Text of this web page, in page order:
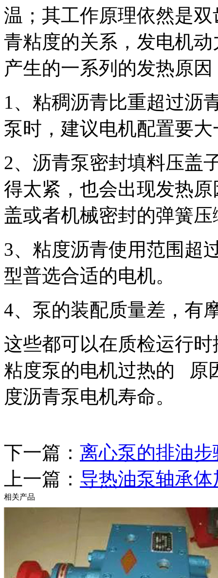
温；其工作原理依然是
青粘度的关系，发电机
产生的一系列的发热原
1、粘稠沥青比重超过沥
泵时，建议电机配置要大
2、沥青泵密封填料压盖
得太紧，也会出现发热
盖或者机械密封的弹簧压
3、粘度沥青使用范围超
型普选合适的电机。
4、泵的装配质量差，有
这些都可以在质检运行
粘度泵的电机过热的 原
度沥青泵电机寿命。
下一篇： 离心泵的排油
上一篇： 导热油泵轴承
相关产品